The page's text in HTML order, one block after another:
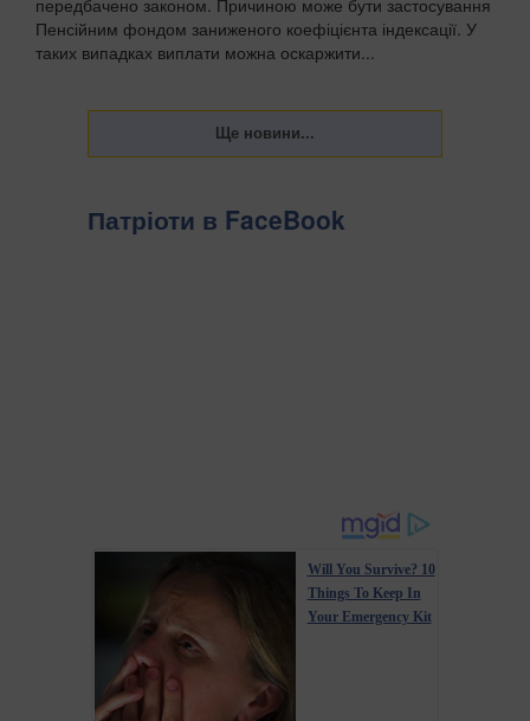
передбачено законом. Причиною може бути застосування
Пенсійним фондом заниженого коефіцієнта індексації. У
таких випадках виплати можна оскаржити...
Патріоти в FaceBook
Will You Survive? 10
Things To Keep In
Your Emergency Kit